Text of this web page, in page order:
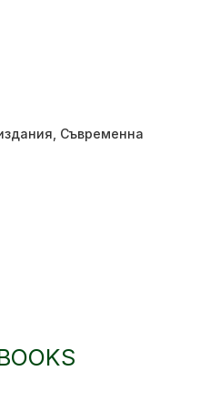
Съвременна